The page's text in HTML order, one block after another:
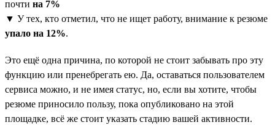
почти на 7%
▼ У тех, кто отметил, что не ищет работу, внимание к резюме
упало на 12%.
Это ещё одна причина, по которой не стоит забывать про эту
функцию или пренебрегать ею. Да, оставаться пользователем
сервиса можно, и не имея статус, но, если вы хотите, чтобы
резюме приносило пользу, пока опубликовано на этой
площадке, всё же стоит указать стадию вашей активности.